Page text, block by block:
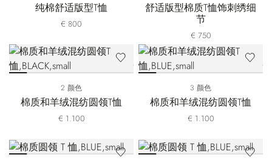
纯棉舒适版型T恤
€ 800
舒适版型棉质T恤饰刺绣细
节
€ 750
2 颜色
棉质和羊绒混纺圆领T恤
€ 1.100
3 颜色
棉质和羊绒混纺圆领T恤
€ 1.100